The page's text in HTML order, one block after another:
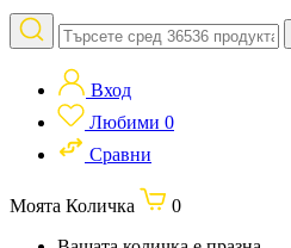
Вход
Любими 0
Сравни
Моята Количка
0